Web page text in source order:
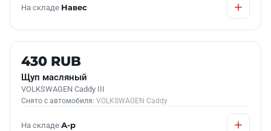
На складе Навес
Б/У В НАЛИЧИИ
430 RUB
Щуп масляный
VOLKSWAGEN Caddy III
Снято с автомобиля: VOLKSWAGEN Caddy
На складе А-р